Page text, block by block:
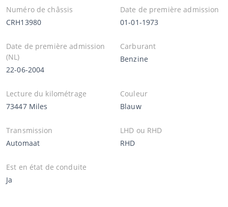
Numéro de châssis
CRH13980
Date de première admission
01-01-1973
Date de première admission
(NL)
22-06-2004
Carburant
Benzine
Lecture du kilométrage
73447 Miles
Couleur
Blauw
Transmission
Automaat
LHD ou RHD
RHD
Est en état de conduite
Ja